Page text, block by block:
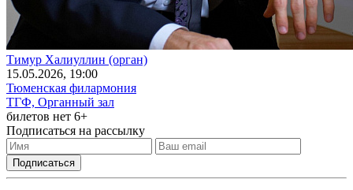
Тимур Халиуллин (орган)
15.05.2026, 19:00
Тюменская филармония
ТГФ, Органный зал
билетов нет 6+
Подписаться на рассылку